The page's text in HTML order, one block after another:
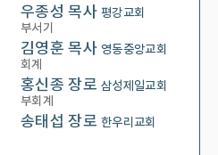
우종성 목사 평강교회
부서기
김영훈 목사 영동중앙교회
회계
홍신종 장로 삼성제일교회
부회계
송태섭 장로 한우리교회